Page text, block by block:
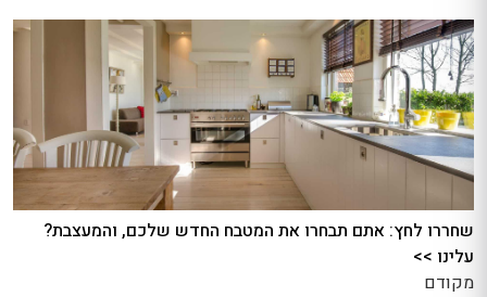
שחררו לחץ: אתם תבחרו את המטבח החדש שלכם, והמעצבת?
עלינו >>
מקודם